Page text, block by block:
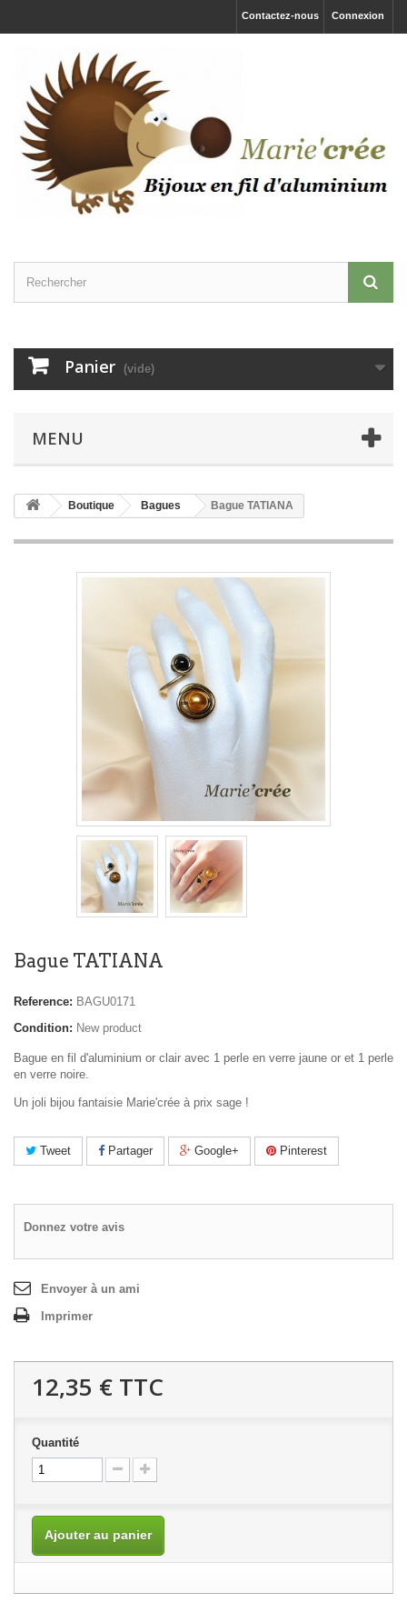
Connexion
Contactez-nous
Panier (vide)
MENU
Boutique Bagues Bague TATIANA
Bague TATIANA
Reference: BAGU0171
Condition: New product
Bague en fil d'aluminium or clair avec 1 perle en verre jaune or et 1 perle
en verre noire.
Un joli bijou fantaisie Marie'crée à prix sage !
Tweet Partager Google+ Pinterest
Donnez votre avis
Envoyer à un ami
Imprimer
12,35 € TTC
Quantité
Ajouter au panier